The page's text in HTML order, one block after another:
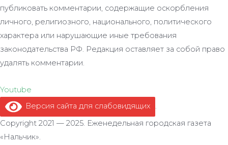
публиковать комментарии, содержащие оскорбления
личного, религиозного, национального, политического
характера или нарушающие иные требования
законодательства РФ. Редакция оставляет за собой право
удалять комментарии.
Youtube
Версия сайта для слабовидящих
.
Copyright 2021 — 2025. Еженедельная городская газета
«Нальчик».